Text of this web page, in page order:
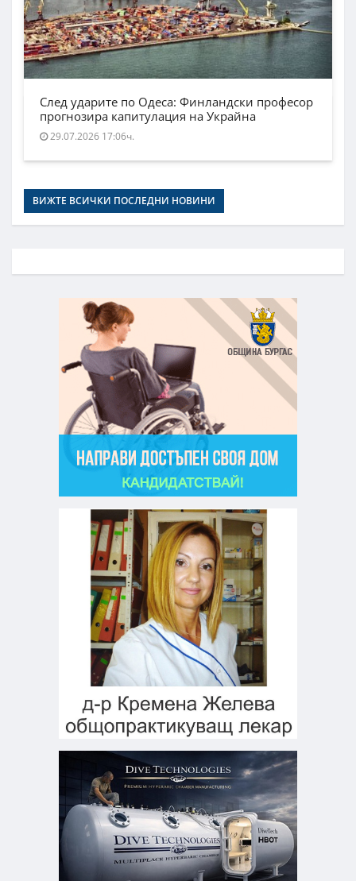
След ударите по Одеса: Финландски професор
прогнозира капитулация на Украйна
29.07.2026 17:06ч.
ВИЖТЕ ВСИЧКИ ПОСЛЕДНИ НОВИНИ